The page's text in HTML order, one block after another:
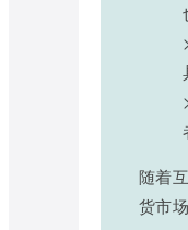
随着
货市